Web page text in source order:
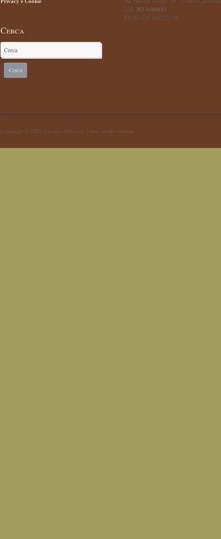
Cerca
Cell. 393 9408881
P.IVA e C.F. 042325709
Copyright © 2026 Caccia e Dintorni. Tutti i diritti riservati.